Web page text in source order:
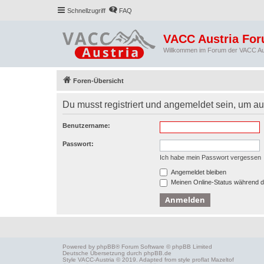
Schnellzugriff FAQ
VACC Austria
Willkommen im Forum der VACC
Foren-Übersicht
Du musst registriert und angemeldet sein, um
Benutzername:
Passwort:
Ich habe mein Passwort vergessen
Angemeldet bleiben
Meinen Online-Status während
Powered by phpBB® Forum Software © phpBB Limited
Deutsche Übersetzung durch phpBB.de
Style VACC-Austria © 2019. Adapted from style proflat Mazeltof